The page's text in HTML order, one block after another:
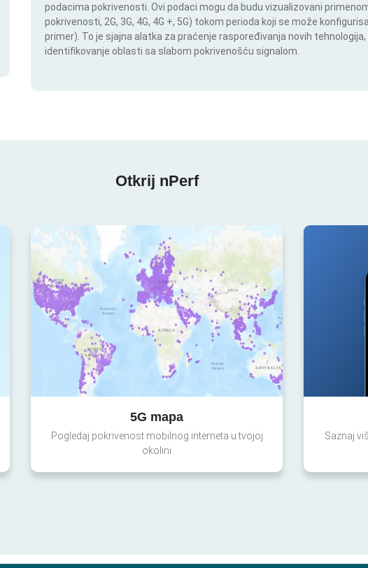
podacima pokrivenosti. Ovi podaci mogu da budu vizualizovani
pokrivenosti, 2G, 3G, 4G, 4G +, 5G) tokom perioda koji se može
primer). To je sjajna alatka za praćenje raspoređivanja novih
identifikovanje oblasti sa slabom pokrivenošću signalom.
Otkrij nPerf
5G mapa
Pogledaj pokrivenost mobilnog interneta u tvojoj
okolini
Saznaj